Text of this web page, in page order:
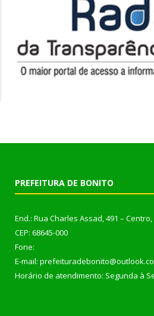
PREFEITURA DE BONITO
End.: Rua Charles Assad, 491 –
CEP: 68645-000
Fone:
E-mail:
Horário de atendimento: Segunda à